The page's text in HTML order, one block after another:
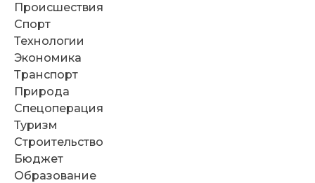
Происшествия
Спорт
Технологии
Экономика
Транспорт
Природа
Спецоперация
Туризм
Строительство
Бюджет
Образование